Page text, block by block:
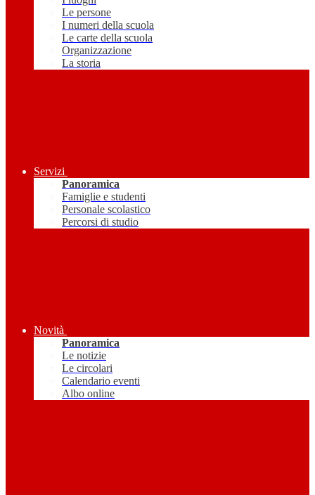
Le persone
I numeri della scuola
Le carte della scuola
Organizzazione
La storia
Servizi
Panoramica
Famiglie e studenti
Personale scolastico
Percorsi di studio
Novità
Panoramica
Le notizie
Le circolari
Calendario eventi
Albo online